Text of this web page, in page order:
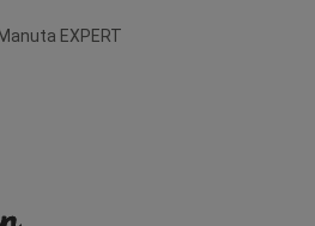
EXPERT